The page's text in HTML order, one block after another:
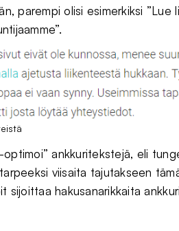
parempi olisi esimerkiksi
optimoi” ankkuritekstejä, eli
viisaita tajutakseen
sijoittaa hakusanarikkaita